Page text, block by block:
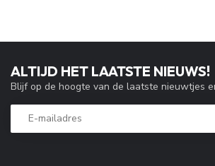
ALTIJD HET LAATSTE NIEUWS!
Blijf op de hoogte van de laatste nieuwtjes